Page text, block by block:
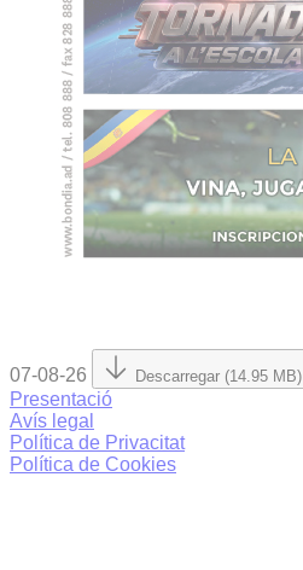
07-08-26 Descarregar (14.95 MB)
Presentació
Avís legal
Política de Privacitat
Política de Cookies